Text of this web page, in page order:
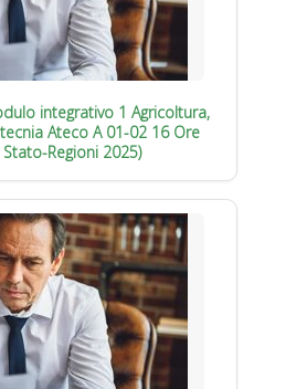
integrativo 1 Agricoltura,
Ateco A 01-02 16 Ore
Regioni 2025)